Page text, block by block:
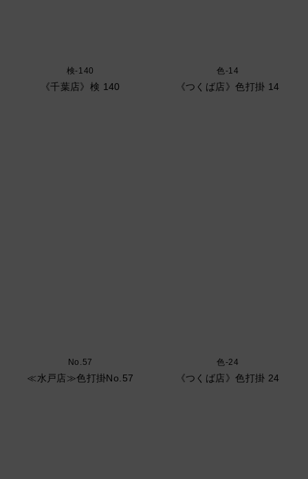
検-140
《千葉店》検 140
色-14
《つくば店》色打掛 14
No.57
≪水戸店≫色打掛No.57
色-24
《つくば店》色打掛 24